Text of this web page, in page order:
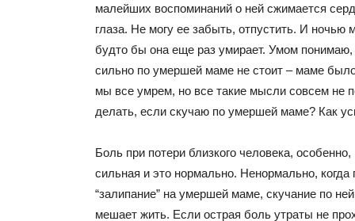
малейших воспоминаний о ней сжимается
глаза. Не могу ее забыть, отпустить. И ночью
будто бы она еще раз умирает. Умом понимаю,
сильно по умершей маме не стоит – маме
мы все умрем, но все такие мысли совсем не
делать, если скучаю по умершей маме? Как
Боль при потери близкого человека,
сильная и это нормально. Ненормально, когда
“залипание” на умершей маме, скучание по
мешает жить. Если острая боль утраты не